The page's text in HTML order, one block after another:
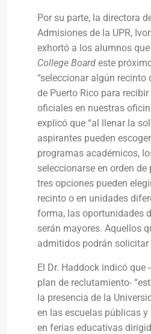
Por su parte, la directora
Admisiones de la UPR,
exhortó a los alumnos
College Board este
“seleccionar algún recinto
de Puerto Rico para
oficiales en nuestras
explicó que “al llenar la
aspirantes pueden
programas académicos,
seleccionarse en orden de
tres opciones pueden
recinto o en unidades
forma, las oportunidades
serán mayores. Aquellos
admitidos podrán solicitar
El Dr. Haddock indicó que
plan de reclutamiento-
la presencia de la
en las escuelas públicas
en ferias educativas